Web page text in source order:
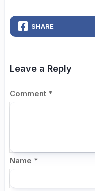
SHARE
Leave a Reply
Comment *
Name *